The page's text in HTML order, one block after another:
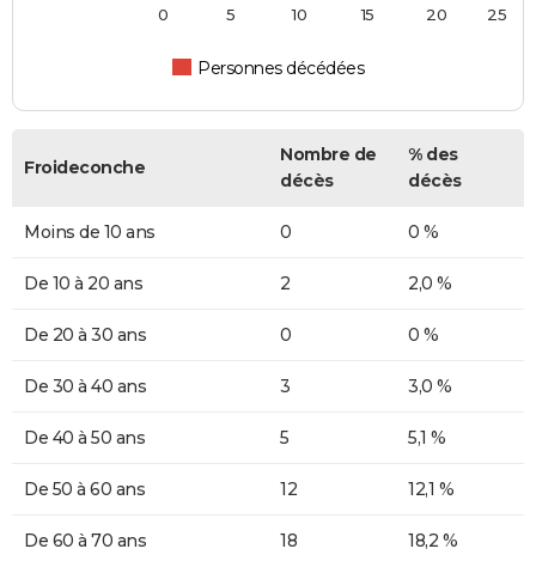
Personnes décédées
0 5 10 15 20 25
Froideconche
Nombre de
décès
% des
décès
Moins de 10 ans 0 0 %
De 10 à 20 ans 2 2,0 %
De 20 à 30 ans 0 0 %
De 30 à 40 ans 3 3,0 %
De 40 à 50 ans 5 5,1 %
De 50 à 60 ans 12 12,1 %
De 60 à 70 ans 18 18,2 %